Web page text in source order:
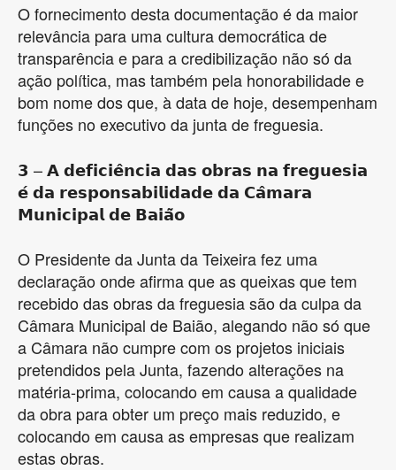
O fornecimento desta documentação é da maior
relevância para uma cultura democrática de
transparência e para a credibilização não só da
ação política, mas também pela honorabilidade e
bom nome dos que, à data de hoje, desempenham
funções no executivo da junta de freguesia.
𝟯 – 𝗔 𝗱𝗲𝗳𝗶𝗰𝗶𝗲̂𝗻𝗰𝗶𝗮 𝗱𝗮𝘀 𝗼𝗯𝗿𝗮𝘀 𝗻𝗮 𝗳𝗿𝗲𝗴𝘂𝗲𝘀𝗶𝗮
𝗲́ 𝗱𝗮 𝗿𝗲𝘀𝗽𝗼𝗻𝘀𝗮𝗯𝗶𝗹𝗶𝗱𝗮𝗱𝗲 𝗱𝗮 𝗖𝗮̂𝗺𝗮𝗿𝗮
𝗠𝘂𝗻𝗶𝗰𝗶𝗽𝗮𝗹 𝗱𝗲 𝗕𝗮𝗶𝗮̃𝗼
O Presidente da Junta da Teixeira fez uma
declaração onde afirma que as queixas que tem
recebido das obras da freguesia são da culpa da
Câmara Municipal de Baião, alegando não só que
a Câmara não cumpre com os projetos iniciais
pretendidos pela Junta, fazendo alterações na
matéria-prima, colocando em causa a qualidade
da obra para obter um preço mais reduzido, e
colocando em causa as empresas que realizam
estas obras.